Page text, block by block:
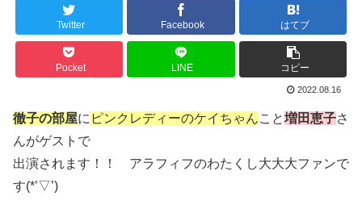
Twitter Facebook はてブ
Pocket LINE コピー
2022.08.16
徹子の部屋に ピンクレディーのケイちゃんこと増田恵子さ
んがゲストで
出演されます！！ アラフィフのわたくし大大大ファンで
す(*’▽’)